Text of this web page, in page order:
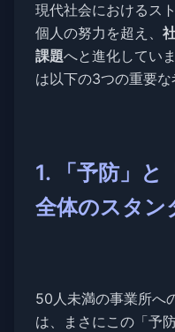
現代社会におけるス
個人の努力を超え、
課題へと進化してい
は以下の3つの重要な
1. 「予防」と
全体のスタン
50人未満の事業所へ
は、まさにこの「予